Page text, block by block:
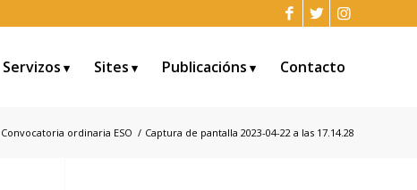
Servizos Sites Publicacións Contacto
Convocatoria ordinaria ESO / Captura de pantalla 2023-04-22 a las 17.14.28